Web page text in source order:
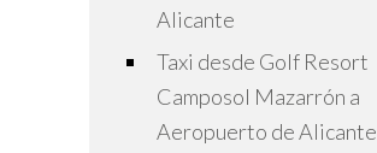
Alicante
Taxi desde Golf Resort
Camposol Mazarrón a
Aeropuerto de Alicante